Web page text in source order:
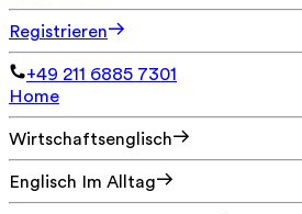
Registrieren
+49 211 6885 7301
Home
Wirtschaftsenglisch
Englisch Im Alltag